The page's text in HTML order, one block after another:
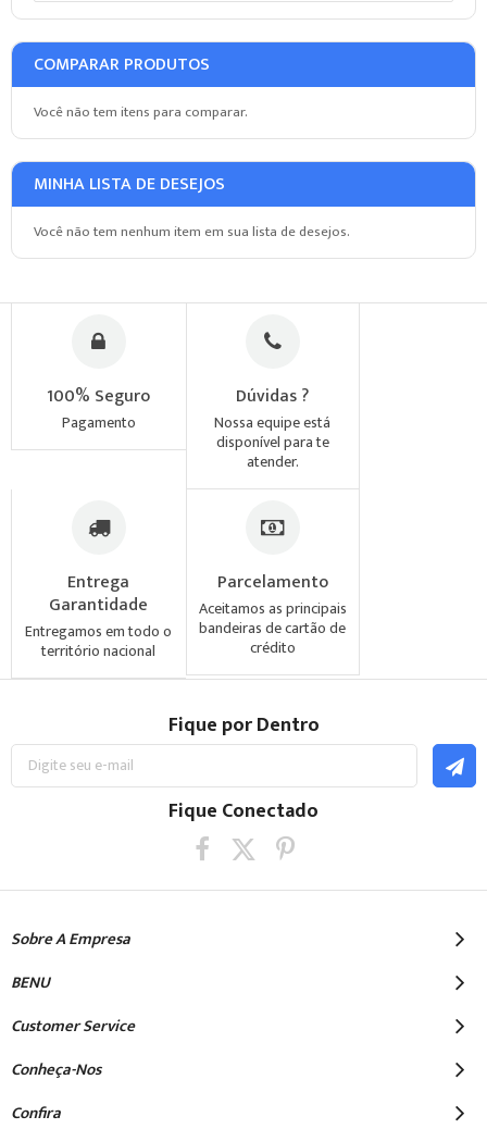
COMPARAR PRODUTOS
Você não tem itens para comparar.
MINHA LISTA DE DESEJOS
Você não tem nenhum item em sua lista de desejos.
100% Seguro
Pagamento
Dúvidas ?
Nossa equipe está
disponível para te
atender.
Entrega
Garantidade
Entregamos em todo o
território nacional
Parcelamento
Aceitamos as principais
bandeiras de cartão de
crédito
Fique por Dentro
Inscreva-
na
Fique Conectado
Sobre A Empresa
BENU
Customer Service
Conheça-Nos
Confira